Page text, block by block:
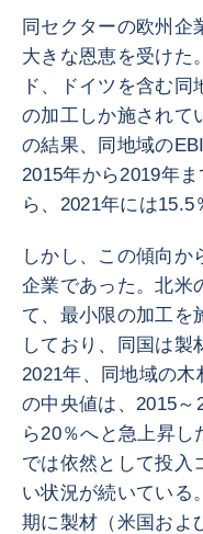
同セクターの欧州企
大きな恩恵を受けた
ド、ドイツを含む
の加工しか施されて
の結果、同地域の
2015年から2019年
ら、2021年には15.5
しかし、この傾向か
企業であった。北米
て、最小限の加工を
しており、同国は製
2021年、同地域の
の中央値は、2015
ら20％へと急上昇し
では依然として投入
い状況が続いている
期に製材（米国およ